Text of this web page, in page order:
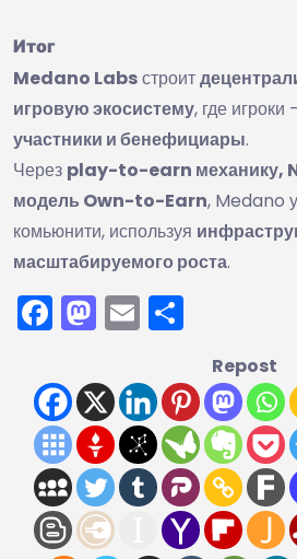
Итог
Medano Labsстроит
игровую экосистему, где игроки
участники и бенефициары.
Через play-to-earn механику,
модель Own-to-Earn, Medano
комьюнити, используя
масштабируемого роста.
Facebook
Mastodon
Email
Repost